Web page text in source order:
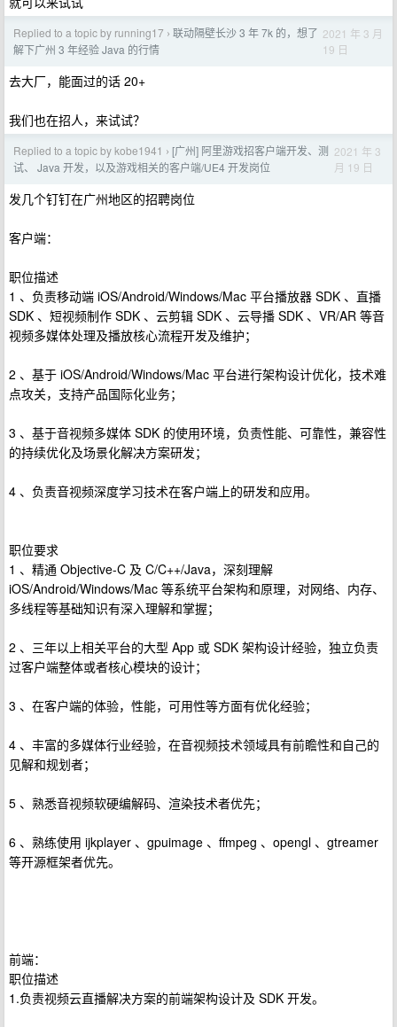
Replied to a topic by running17 › 联动隔壁长沙 3 年 7k 的，想了
解下广州 3 年经验 Java 的行情
2021 年 3 月
19 日
去大厂，能面过的话 20+
我们也在招人，来试试？
Replied to a topic by kobe1941 › [广州] 阿里游戏招客户端开发、测
试、 Java 开发，以及游戏相关的客户端/UE4 开发岗位
2021 年 3
月 19 日
发几个钉钉在广州地区的招聘岗位
客户端：
职位描述
1 、负责移动端 iOS/Android/Windows/Mac 平台播放器 SDK 、直播
SDK 、短视频制作 SDK 、云剪辑 SDK 、云导播 SDK 、VR/AR 等音
视频多媒体处理及播放核心流程开发及维护；
2 、基于 iOS/Android/Windows/Mac 平台进行架构设计优化，技术难
点攻关，支持产品国际化业务；
3 、基于音视频多媒体 SDK 的使用环境，负责性能、可靠性，兼容性
的持续优化及场景化解决方案研发；
4 、负责音视频深度学习技术在客户端上的研发和应用。
职位要求
1 、精通 Objective-C 及 C/C++/Java，深刻理解
iOS/Android/Windows/Mac 等系统平台架构和原理，对网络、内存、
多线程等基础知识有深入理解和掌握；
2 、三年以上相关平台的大型 App 或 SDK 架构设计经验，独立负责
过客户端整体或者核心模块的设计；
3 、在客户端的体验，性能，可用性等方面有优化经验；
4 、丰富的多媒体行业经验，在音视频技术领域具有前瞻性和自己的
见解和规划者；
5 、熟悉音视频软硬编解码、渲染技术者优先；
6 、熟练使用 ijkplayer 、gpuimage 、ffmpeg 、opengl 、gtreamer
等开源框架者优先。
前端：
职位描述
1.负责视频云直播解决方案的前端架构设计及 SDK 开发。